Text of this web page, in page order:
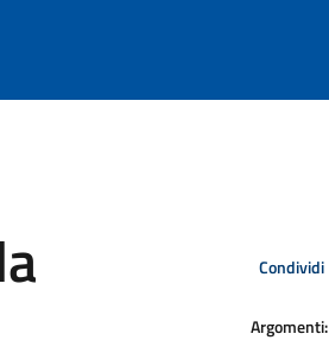
Condividi
Argomenti: